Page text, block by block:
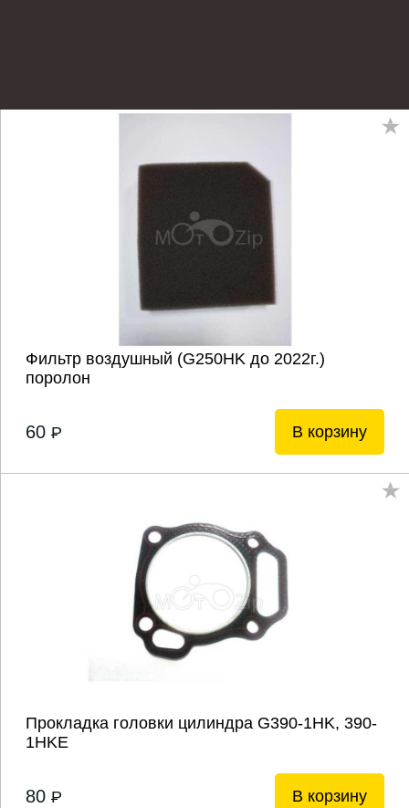
Фильтр воздушный (G250HK до 2022г.)
поролон
60 P В корзину
Прокладка головки цилиндра G390-1HK, 390-
1HKE
80 P В корзину